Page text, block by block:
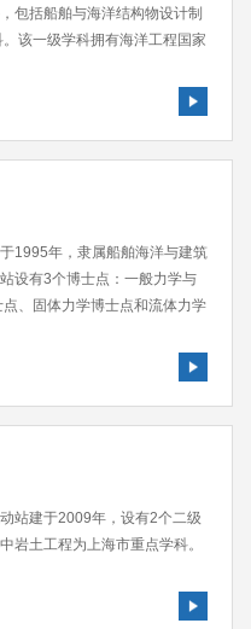
包括船舶与海洋结构物设计制
该一级学科拥有海洋工程国家
年，隶属船舶海洋与建筑
设有3个博士点：一般力学与
、固体力学博士点和流体力学
站建于2009年，设有2个二级
岩土工程为上海市重点学科。